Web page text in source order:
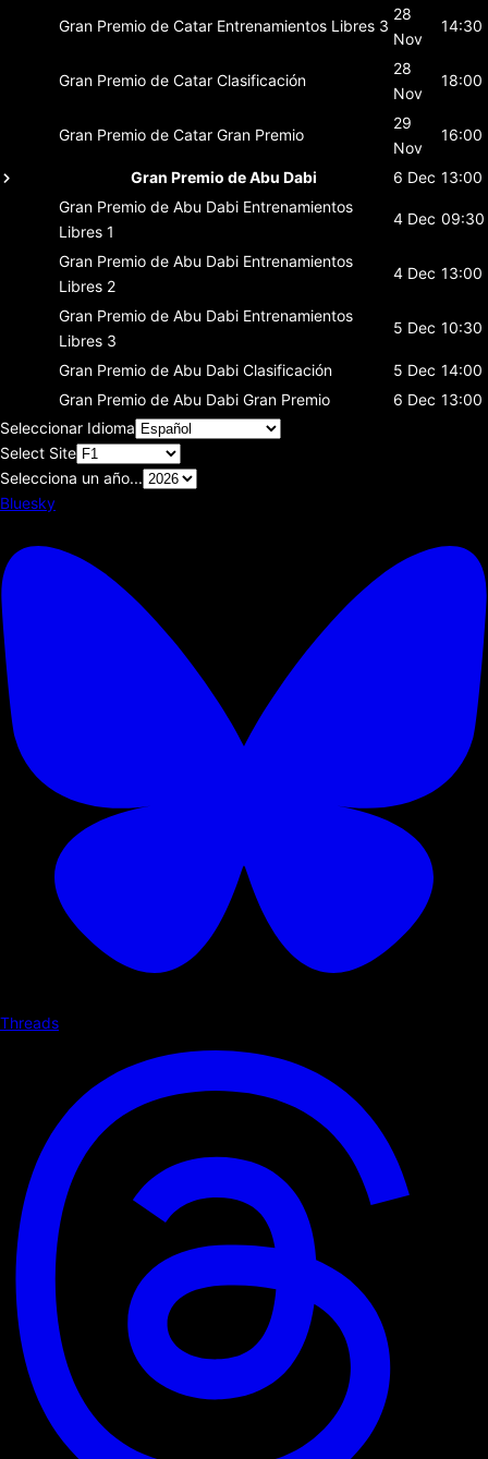
Gran Premio de Catar Entrenamientos Libres 3
28
Nov
14:30
Gran Premio de Catar Clasificación
28
Nov
18:00
Gran Premio de Catar Gran Premio
29
Nov
16:00
Gran Premio de Abu Dabi 6 Dec 13:00
Gran Premio de Abu Dabi Entrenamientos
Libres 1
4 Dec 09:30
Gran Premio de Abu Dabi Entrenamientos
Libres 2
4 Dec 13:00
Gran Premio de Abu Dabi Entrenamientos
Libres 3
5 Dec 10:30
Gran Premio de Abu Dabi Clasificación 5 Dec 14:00
Gran Premio de Abu Dabi Gran Premio 6 Dec 13:00
Seleccionar Idioma
Select Site
Selecciona un año...
Bluesky
Threads